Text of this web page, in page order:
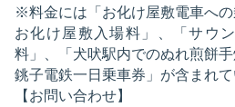
※料金には「お化け屋敷電車へ
お化け屋敷入場料」、「サウ
料」、「犬吠駅内でのぬれ煎餅
銚子電鉄一日乗車券」が含まれて
【お問い合わせ】